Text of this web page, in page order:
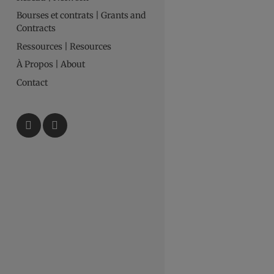
Bourses et contrats | Grants and
Contracts
Ressources | Resources
À Propos | About
Contact